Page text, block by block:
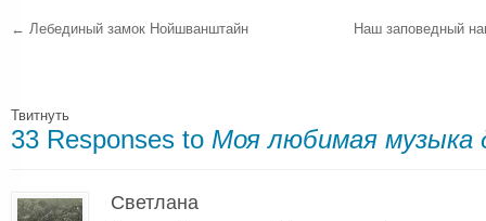
← Лебединый замок Нойшванштайн Наш заповедный
Твитнуть
33 Responses to Моя любимая музыка
Светлана